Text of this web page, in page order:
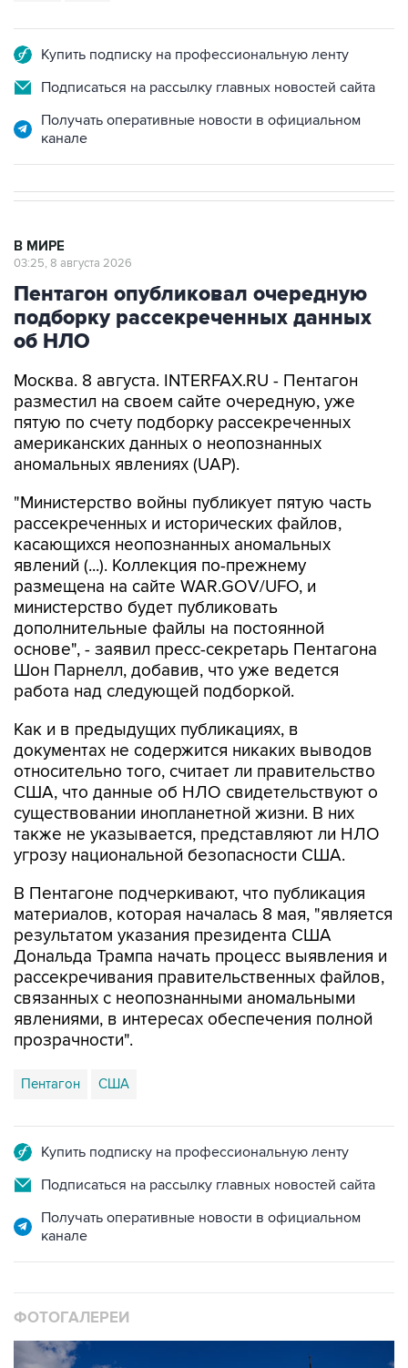
Подписаться на рассылку главных новостей сайта
Получать оперативные новости в официальном
Пентагон опубликовал очередную
подборку рассекреченных данных
об НЛО
Москва. 8 августа. INTERFAX.RU - Пентагон
пятую по счету подборку рассекреченных
американских данных о неопознанных
аномальных явлениях (UAP).
"Министерство войны публикует пятую часть
касающихся неопознанных аномальных
явлений (...). Коллекция по-прежнему
размещена на сайте WAR.GOV/UFO, и
министерство будет публиковать
дополнительные файлы на постоянной
основе", - заявил пресс-секретарь Пентагона
Шон Парнелл, добавив, что уже ведется
работа над следующей подборкой.
Как и в предыдущих публикациях, в
относительно того, считает ли правительство
США, что данные об НЛО свидетельствуют о
существовании инопланетной жизни. В них
также не указывается, представляют ли НЛО
угрозу национальной безопасности США.
В Пентагоне подчеркивают, что публикация
результатом указания президента США
Дональда Трампа начать процесс выявления и
рассекречивания правительственных файлов,
связанных с неопознанными аномальными
явлениями, в интересах обеспечения полной
прозрачности".
Пентагон США
Подписаться на рассылку главных новостей сайта
Получать оперативные новости в официальном